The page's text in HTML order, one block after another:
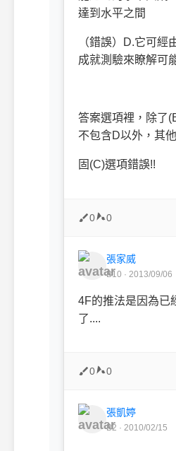
達到水平之間
（錯誤）D.它可經
成就測驗來瞭解可
答案選項裡，除了
不包含D以外，其
固 (C)選項錯誤!!
0 0
張家威
B10 · 2013/09/06
4F的推法是因為已
了....
0 0
張凱婷
B2 · 2010/02/15